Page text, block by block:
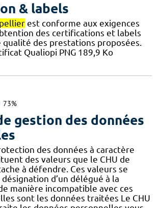
& labels
est conforme aux exigences
des certifications et labels
des prestations proposées.
Qualiopi PNG 189,9 Ko
73%
gestion des données
des données à caractère
des valeurs que le CHU de
à défendre. Ces valeurs se
d’un délégué à la
manière incompatible avec ces
sont les données traitées Le CHU